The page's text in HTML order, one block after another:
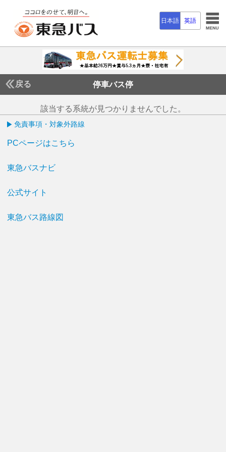
日本語 英語
戻る 停車バス停
該当する系統が見つかりませんでした。
免責事項・対象外路線
PCページはこちら
東急バスナビ
公式サイト
東急バス路線図